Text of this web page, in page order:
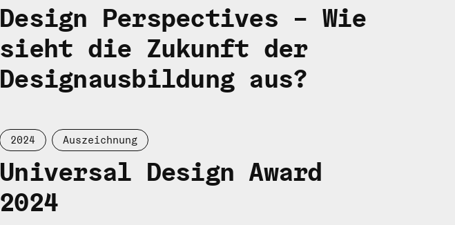
Design Perspectives – Wie
sieht die Zukunft der
Designausbildung aus?
2024 Auszeichnung
Universal Design Award
2024